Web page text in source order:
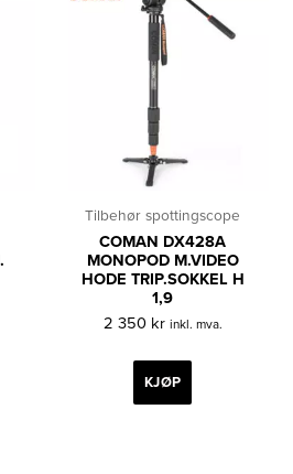
Tilbehør spottingscope
COMAN DX428A
MONOPOD M.VIDEO
HODE TRIP.SOKKEL H
1,9
2 350 kr inkl. mva.
KJØP